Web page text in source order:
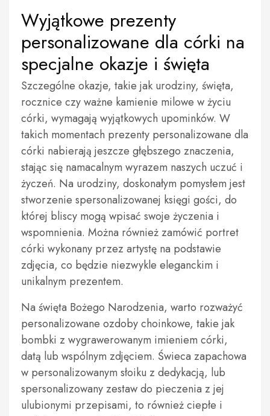
Wyjątkowe prezenty
personalizowane dla córki na
specjalne okazje i święta
Szczególne okazje, takie jak urodziny, święta,
rocznice czy ważne kamienie milowe w życiu
córki, wymagają wyjątkowych upominków. W
takich momentach prezenty personalizowane dla
córki nabierają jeszcze głębszego znaczenia,
stając się namacalnym wyrazem naszych uczuć i
życzeń. Na urodziny, doskonałym pomysłem jest
stworzenie spersonalizowanej księgi gości, do
której bliscy mogą wpisać swoje życzenia i
wspomnienia. Można również zamówić portret
córki wykonany przez artystę na podstawie
zdjęcia, co będzie niezwykle eleganckim i
unikalnym prezentem.
Na święta Bożego Narodzenia, warto rozważyć
personalizowane ozdoby choinkowe, takie jak
bombki z wygrawerowanym imieniem córki,
datą lub wspólnym zdjęciem. Świeca zapachowa
w personalizowanym słoiku z dedykacją, lub
spersonalizowany zestaw do pieczenia z jej
ulubionymi przepisami, to również ciepłe i